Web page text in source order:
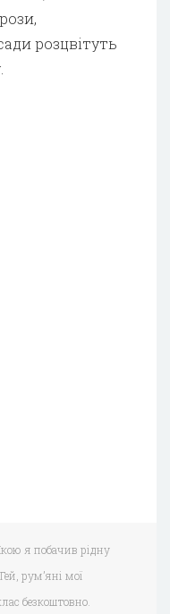
розцвітуть
я побачив рідну
рум’яні мої
безкоштовно.